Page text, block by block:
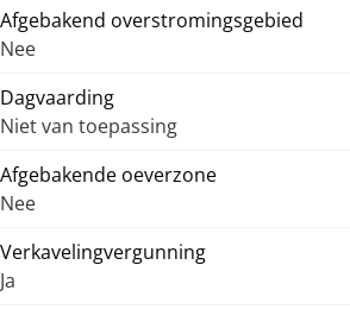
Afgebakend overstromingsgebied
Nee
Dagvaarding
Niet van toepassing
Afgebakende oeverzone
Nee
Verkavelingvergunning
Ja